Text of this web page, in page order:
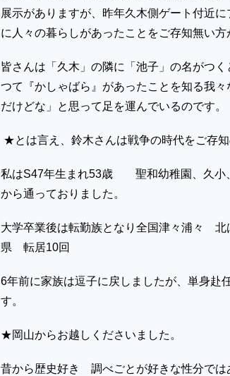
展示がありますが、昨年久木側ゲート付近
に人々の暮らしがあったことをご存知無い方
皆さんは「久木」の隣に「池子」の名がつ
つて『かしゃばら』があったことを知る我
だけどな」と思って足を運んでいるのです。
★とは言え、鈴木さんは戦争の時代をご存
私はS47年生まれ53歳 聖和幼稚園、久小
から通っておりました。
大学卒業後は転勤族となり全国津々浦々 北
県 転居10回
6年前に家族は逗子に戻しましたが、単身赴
す。
★岡山からお越しくださいました。
昔から歴史好き 調べごとが好きな性分では